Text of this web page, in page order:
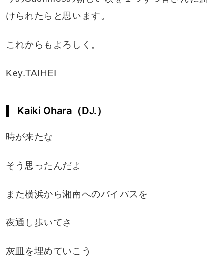
けられたらと思います。
これからもよろしく。
Key.TAIHEI
Kaiki Ohara（DJ.）
時が来たな
そう思ったんだよ
また横浜から湘南へのバイパスを
夜通し歩いてさ
灰皿を埋めていこう